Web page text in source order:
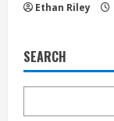
Ethan Riley
SEARCH